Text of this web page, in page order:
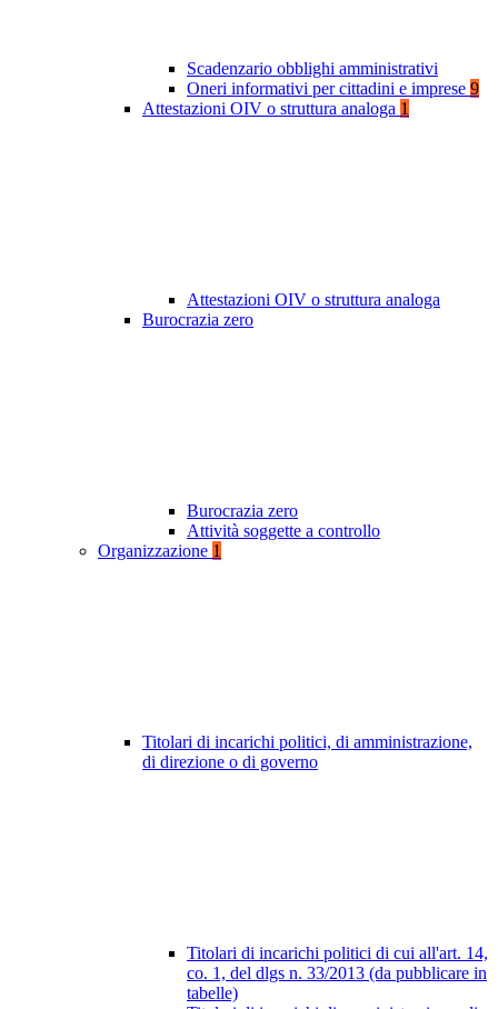
Scadenzario obblighi amministrativi
Oneri informativi per cittadini e imprese 9
Attestazioni OIV o struttura analoga 1
Attestazioni OIV o struttura analoga
Burocrazia zero
Burocrazia zero
Attività soggette a controllo
Organizzazione 1
Titolari di incarichi politici, di amministrazione,
di direzione o di governo
Titolari di incarichi politici di cui all'art. 14,
co. 1, del dlgs n. 33/2013 (da pubblicare in
tabelle)